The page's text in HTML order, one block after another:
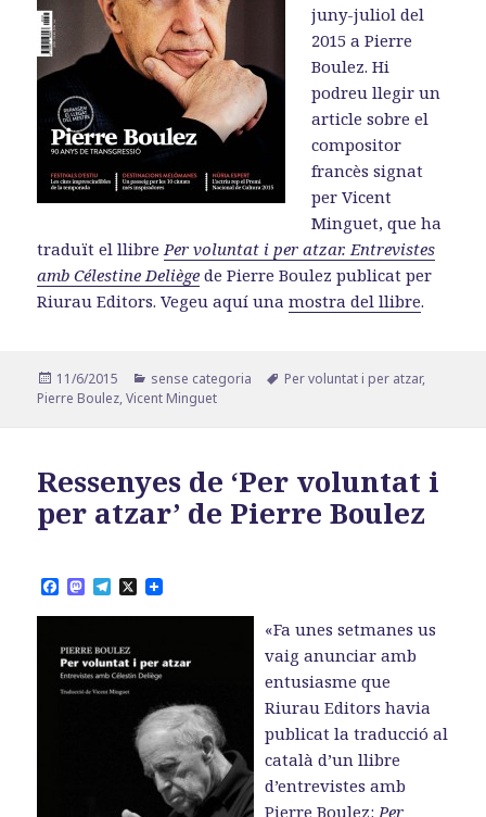
juny-juliol del
2015 a Pierre
Boulez. Hi
podreu llegir un
article sobre el
compositor
francès signat
per Vicent
Minguet, que ha
traduït el llibre Per voluntat i per atzar. Entrevistes
amb Célestine Deliège de Pierre Boulez publicat per
Riurau Editors. Vegeu aquí unamostra del llibre.
Publicat
el
11/6/2015 Categories
sense categoria Etiquetes
Per voluntat i per atzar,
Pierre Boulez,Vicent Minguet
Ressenyes de ‘Per voluntat i
per atzar’ de Pierre Boulez
F
c
b
o
o
M
s
o
d
o
T
l
g
r
a
X
«Fa unes setmanes us
vaig anunciar amb
entusiasme que
Riurau Editors havia
publicat la traducció al
català d’un llibre
d’entrevistes amb
Pierre Boulez: Per